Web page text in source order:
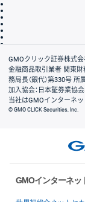
会社案内
GMOクリック証券株式会
金融商品取引業者 関東財
務局長（銀代）第330号
加入協会：日本証券業協
当社はGMOインターネッ
© GMO CLICK Securities, Inc.
GMOインターネッ